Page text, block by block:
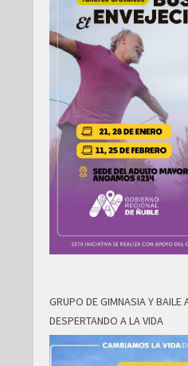
GRUPO DE GIMNASIA Y BAILE
DESPERTANDO A LA VIDA